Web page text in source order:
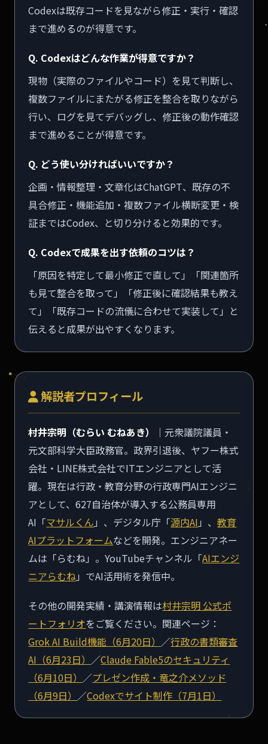
Codexは既存コードを見ながら修正・実行・確認
まで進めるのが得意です。
Q. Codexはどんな作業が得意ですか？
現物（実際のファイルやコード）を見て判断し、
複数ファイルにまたがる修正を整合を取りながら
行い、ログを見てデバッグし、修正後の動作確認
まで進めることが得意です。
Q. どう使い分ければいいですか？
企画・情報整理・文章化はChatGPT、既存の不
具合修正・機能追加・複数ファイル横断変更・検
証まではCodex、と切り分けると効果的です。
Q. Codexで成果を出す依頼のコツは？
「原因を特定して最小修正で直して」「関連箇所
も見て整合を取って」「修正後に確認結果も教え
て」「既存コードの流儀に合わせて実装して」と
伝えると成果が出やすくなります。
解説者プロフィール
村井宗明（むらい むねあき）
｜元衆議院議員・
元文部科学大臣政務官。政界引退後、ヤフー株式
会社・LINE株式会社でITエンジニアとして活
躍。現在は行政・教育分野の行政専門AIエンジニ
アとして、627自治体が導入する公務員専用
AI「マサルくん 」、デジタル庁「源内AI 」、教育
AIプラットフォームなどを開発。エンジニアネー
ムは「らむね」。YouTubeチャンネル「AIエンジ
ニアらむね」でAI活用術を発信中。
その他の開発実績・講演情報は村井宗明 公式ポ
ートフォリオをご覧ください。関連ページ：
Grok AI Build機能（6月20日） ／行政の書類審査
AI（6月23日） ／Claude Fable5のセキュリティ
（6月10日） ／プレゼン作成・竜之介メソッド
（6月9日） ／Codexでサイト制作（7月1日）